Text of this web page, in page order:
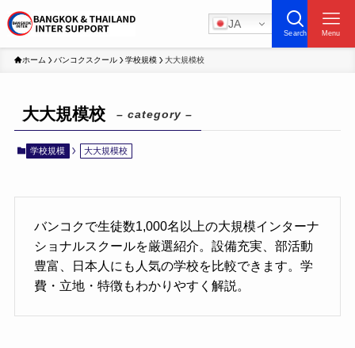
JA
Search Menu
ホーム バンコクスクール 学校規模 大大規模校
大大規模校 – category –
学校規模 大大規模校
バンコクで生徒数1,000名以上の大規模インターナ
ショナルスクールを厳選紹介。設備充実、部活動
豊富、日本人にも人気の学校を比較できます。学
費・立地・特徴もわかりやすく解説。